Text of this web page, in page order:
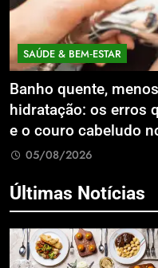
SAÚDE & BEM‑ESTAR
Banho quente,
hidratação: os erros
e o couro cabeludo
05/08/2026
Últimas Notícias